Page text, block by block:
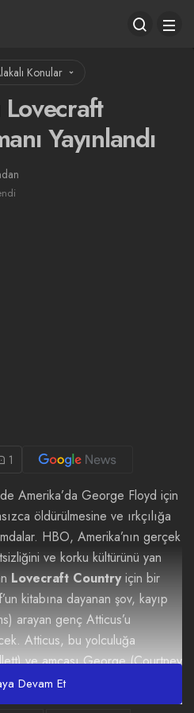
Konular
Lovecraft
Yayınlandı
1
Amerika’da George Floyd için
öldürülmesine ve ırkçılığa
HBO, Amerika’nın gerçek
ve korku kültürünü yan
Lovecraft Countryiçin bir
kitabına dayanan şov, kayıp
arayan genç Atticus’u
Atticus, bu yolculuğa
ve amcası George (Courtney
Devam Et